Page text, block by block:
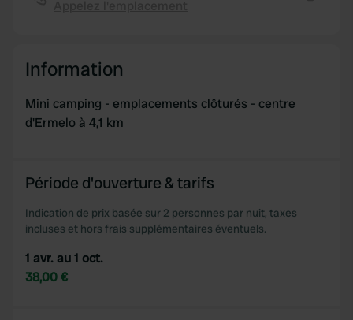
provided to them or that they’ve collected from your use
Information
Mini camping - emplacements clôturés - centre
d'Ermelo à 4,1 km
Période d'ouverture & tarifs
Indication de prix basée sur 2 personnes par nuit, taxes
incluses et hors frais supplémentaires éventuels.
1 avr. au 1 oct.
38,00 €